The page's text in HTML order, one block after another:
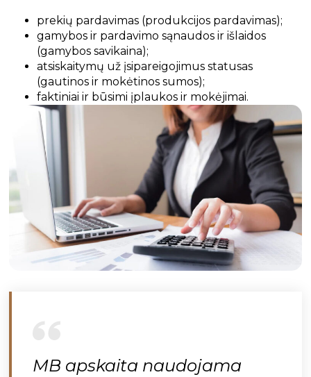
prekių pardavimas (produkcijos pardavimas);
gamybos ir pardavimo sąnaudos ir išlaidos
(gamybos savikaina);
atsiskaitymų už įsipareigojimus statusas
(gautinos ir mokėtinos sumos);
faktiniai ir būsimi įplaukos ir mokėjimai.
MB apskaita naudojama